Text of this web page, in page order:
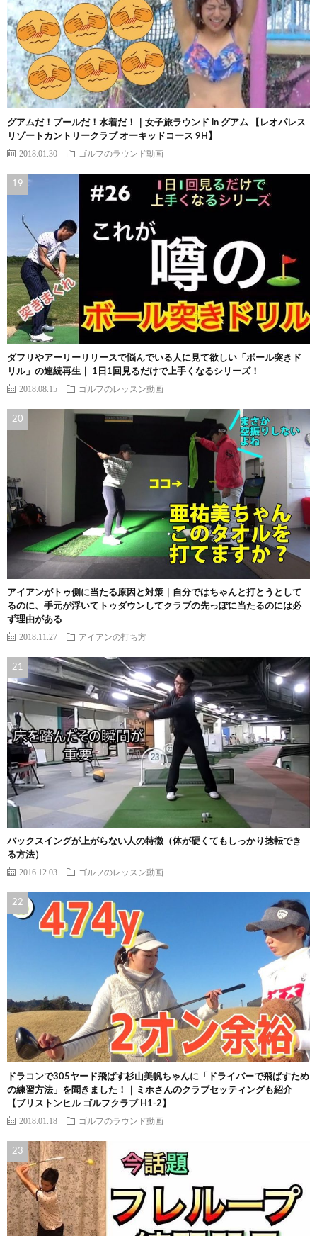
グアムだ！プールだ！水着だ！｜女子旅ラウンド in グアム 【レオパレス
リゾートカントリークラブ オーキッドコース 9H】
2018.01.30 ゴルフのラウンド動画
ダフリやアーリーリリースで悩んでいる人に見て欲しい「ボール突きド
リル」の連続再生｜ 1日1回見るだけで上手くなるシリーズ！
2018.08.15 ゴルフのレッスン動画
アイアンがトゥ側に当たる原因と対策｜自分ではちゃんと打とうとして
るのに、手元が浮いてトゥダウンしてクラブの先っぽに当たるのには必
ず理由がある
2018.11.27 アイアンの打ち方
バックスイングが上がらない人の特徴（体が硬くてもしっかり捻転でき
る方法）
2016.12.03 ゴルフのレッスン動画
ドラコンで305ヤード飛ばす杉山美帆ちゃんに「ドライバーで飛ばすため
の練習方法」を聞きました！｜ミホさんのクラブセッティングも紹介
【ブリストンヒル ゴルフクラブ H1-2】
2018.01.18 ゴルフのラウンド動画